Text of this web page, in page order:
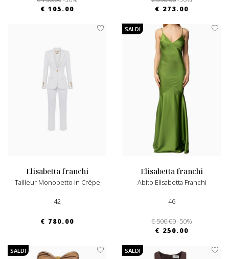
€ 105.00
€ 273.00
elisabetta franchi
Tailleur Monopetto In Crêpe
42
€ 780.00
SALDI
elisabetta franchi
Abito Elisabetta Franchi
46
€ 500.00-50%
€ 250.00
SALDI SALDI